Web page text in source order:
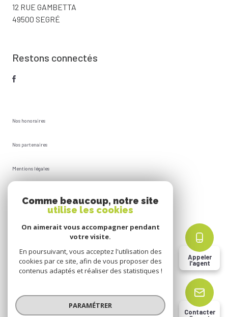
Appeler
l'agent
Contacter
12 RUE GAMBETTA
49500 SEGRÉ
Restons connectés
Nos honoraires
Nos partenaires
Mentions légales
Cookies
© 2026 | Tous droits réservés
Comme beaucoup, notre site
utilise les cookies
On aimerait vous accompagner pendant
votre visite.
En poursuivant, vous acceptez l'utilisation des
cookies par ce site, afin de vous proposer des
contenus adaptés et réaliser des statistiques !
PARAMÉTRER